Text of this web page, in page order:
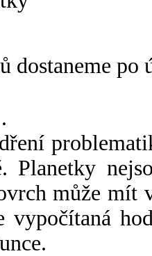
dostaneme po
.
Planetky
může mít
vypočítaná